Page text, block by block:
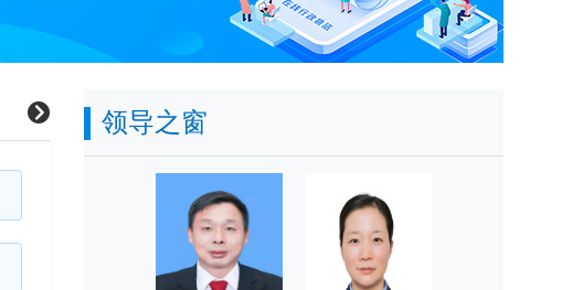
领导之窗